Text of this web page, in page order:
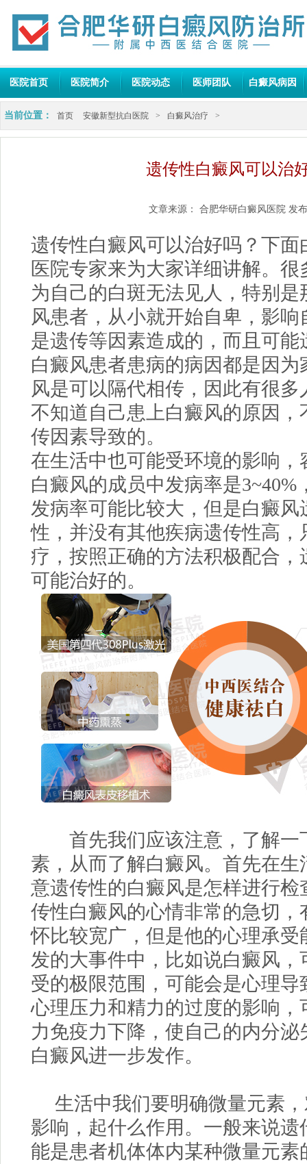
医院首页 医院简介 医院动态 医师团队 白癜风病因
当前位置： 首页 安徽新型抗白医院 > 白癜风治疗 >
遗传性白癜风可以治
文章来源： 合肥华研白癜风医院 发
遗传性白癜风可以治好吗？下面
医院专家来为大家详细讲解。很
为自己的白斑无法见人，特别
风患者，从小就开始自卑，影
是遗传等因素造成的，而且可
白癜风患者患病的病因都是因
风是可以隔代相传，因此有很
不知道自己患上白癜风的原因，
传因素导致的。
在生活中也可能受环境的影响，
白癜风的成员中发病率是3~40%
发病率可能比较大，但是白癜
性，并没有其他疾病遗传性高，
疗，按照正确的方法积极配合，
可能治好的。
首先我们应该注意，了解一
素，从而了解白癜风。首先在
意遗传性的白癜风是怎样进行检
传性白癜风的心情非常的急切，
怀比较宽广，但是他的心理承受
发的大事件中，比如说白癜风
受的极限范围，可能会是心理
心理压力和精力的过度的影响，
力免疫力下降，使自己的内分
白癜风进一步发作。
生活中我们要明确微量元素，
影响，起什么作用。一般来说
能是患者机体体内某种微量元素